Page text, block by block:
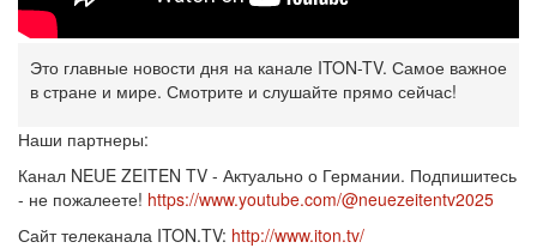
Это главные новости дня на канале ITON-TV. Самое важное
в стране и мире. Смотрите и слушайте прямо сейчас!
Наши партнеры:
Канал NEUE ZEITEN TV - Актуально о Германии. Подпишитесь
- не пожалеете! https://www.youtube.com/@neuezeitentv2025
Сайт телеканала ITON.TV: http://www.iton.tv/